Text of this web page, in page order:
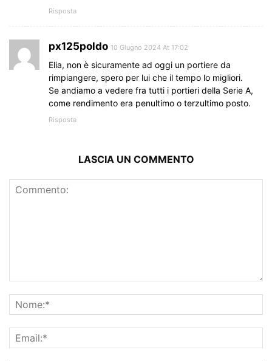
Risposta
px125poldo 10 Giugno 2024 At 17:02
Elia, non è sicuramente ad oggi un portiere da
rimpiangere, spero per lui che il tempo lo migliori.
Se andiamo a vedere fra tutti i portieri della Serie A,
come rendimento era penultimo o terzultimo posto.
Risposta
LASCIA UN COMMENTO